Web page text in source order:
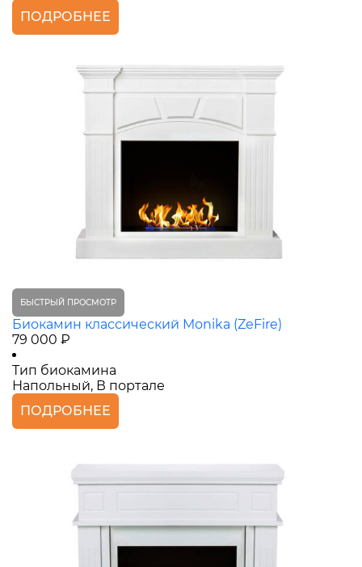
ПОДРОБНЕЕ
БЫСТРЫЙ ПРОСМОТР
Биокамин классический Monika (ZeFire)
79 000 ₽
Тип биокамина
Напольный, В портале
ПОДРОБНЕЕ